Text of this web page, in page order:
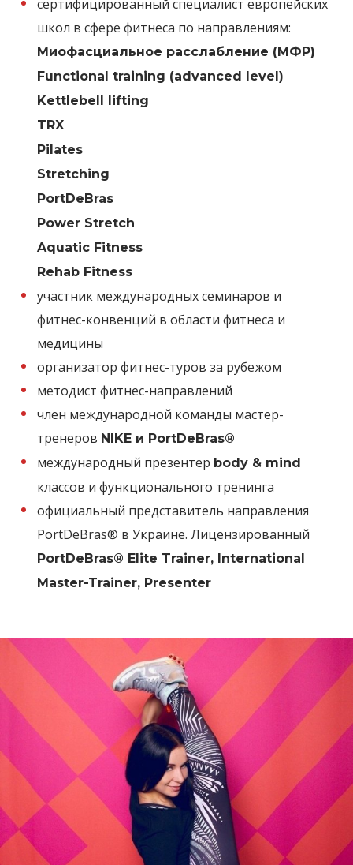
сертифицированный специалист европейских
школ в сфере фитнеса по направлениям:
Миофасциальное расслабление (МФР)
Functional training (advanced level)
Kettlebell lifting
TRX
Pilates
Stretching
PortDeBras
Power Stretch
Aquatic Fitness
Rehab Fitness
участник международных семинаров и
фитнес-конвенций в области фитнеса и
медицины
организатор фитнес-туров за рубежом
методист фитнес-направлений
член международной команды мастер-
тренеров NIKE и PortDeBras®
международный презентер body & mind
классов и функционального тренинга
официальный представитель направления
PortDeBras® в Украине. Лицензированный
PortDeBras® Elite Trainer, International
Master-Trainer, Presenter